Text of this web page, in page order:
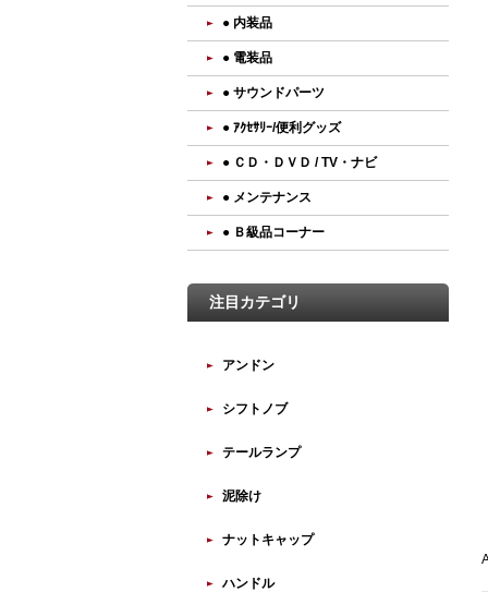
● 内装品
● 電装品
● サウンドパーツ
● ｱｸｾｻﾘｰ/便利グッズ
● ＣＤ・ＤＶＤ / TV・ナビ
● メンテナンス
● Ｂ級品コーナー
注目カテゴリ
アンドン
シフトノブ
テールランプ
泥除け
ナットキャップ
ハンドル